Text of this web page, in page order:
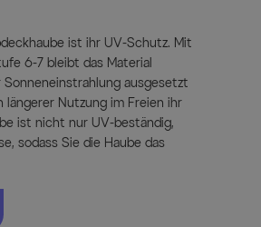
ist ihr UV-Schutz. Mit
6-7 bleibt das Material
ausgesetzt
längerer Nutzung im Freien ihr
ist nicht nur UV-beständig,
sodass Sie die Haube das
zwei Gurte mit Schnallen.
auch bei starkem